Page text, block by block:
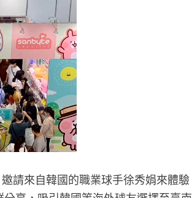
請來自韓國的職業球手徐秀娟來體驗